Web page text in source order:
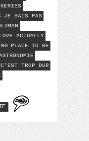
JE SAIS PAS
LOVE ACTUALLY
PLACE TO BE
TROP DUR